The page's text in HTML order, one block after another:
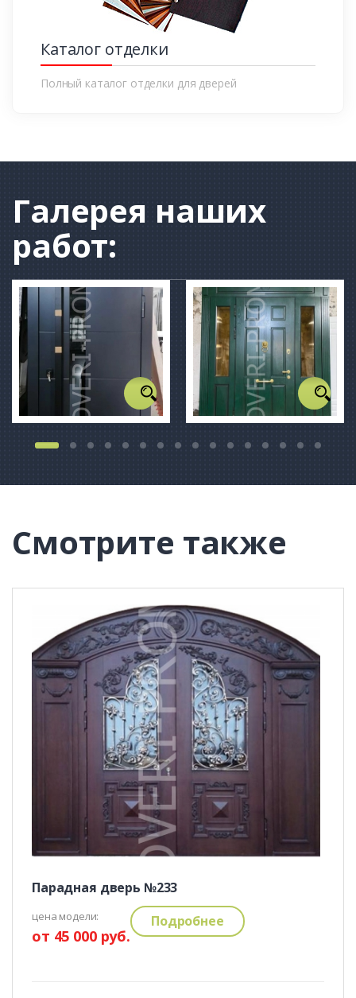
Каталог отделки
Полный каталог отделки для дверей
Галерея наших
работ:
Смотрите также
Парадная дверь №233
цена модели:
от 45 000 руб.
Подробнее